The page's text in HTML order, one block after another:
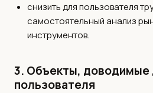
снизить для пользователя
самостоятельный анализ
инструментов.
3. Объекты, доводимые
пользователя